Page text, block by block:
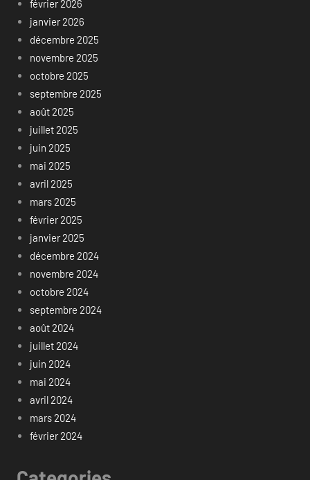
février 2026
janvier 2026
décembre 2025
novembre 2025
octobre 2025
septembre 2025
août 2025
juillet 2025
juin 2025
mai 2025
avril 2025
mars 2025
février 2025
janvier 2025
décembre 2024
novembre 2024
octobre 2024
septembre 2024
août 2024
juillet 2024
juin 2024
mai 2024
avril 2024
mars 2024
février 2024